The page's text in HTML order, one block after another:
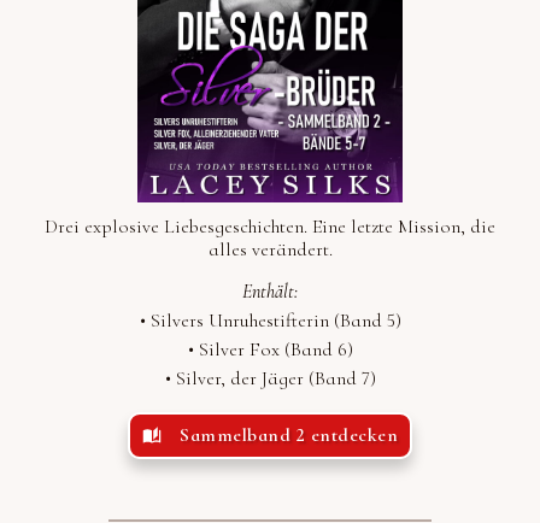
Drei explosive Liebesgeschichten. Eine letzte Mission, die
alles verändert.
Enthält:
• Silvers Unruhestifterin (Band 5)
• Silver Fox (Band 6)
• Silver, der Jäger (Band 7)
Sammelband 2 entdecken